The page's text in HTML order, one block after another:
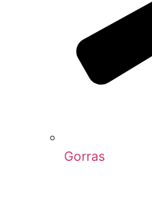
Gorras